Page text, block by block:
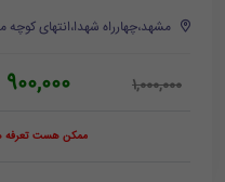
مشهد،چهارراه شهدا،انتهای کوچه
1,000,000
900,000
ممکن هست تعرفه